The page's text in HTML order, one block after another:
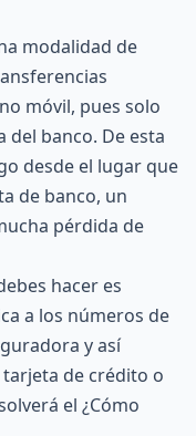
modalidad de
móvil, pues solo
del banco. De esta
desde el lugar que
de banco, un
pérdida de
hacer es
a los números de
y así
de crédito o
el ¿Cómo